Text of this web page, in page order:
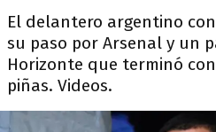
El delantero argentino
su paso por Arsenal y un
Horizonte que terminó
piñas. Videos.